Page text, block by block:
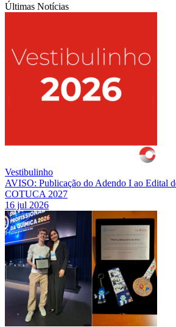
Últimas Notícias
Vestibulinho
AVISO: Publicação do Adendo I ao Edital
COTUCA 2027
16 jul 2026